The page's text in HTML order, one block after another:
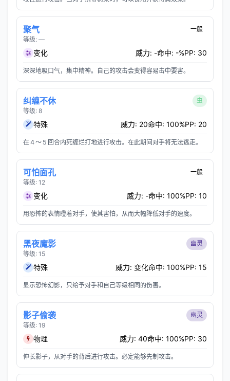
聚气
等级: —
一般
变化 威力: -命中: -%PP: 30
深深地吸口气，集中精神。自己的攻击会变得容易击中要害。
纠缠不休
等级: 8
虫
特殊 威力: 20命中: 100%PP: 20
在４～５回合内死缠烂打地进行攻击。在此期间对手将无法逃走。
可怕面孔
等级: 12
一般
变化 威力: -命中: 100%PP: 10
用恐怖的表情瞪着对手，使其害怕，从而大幅降低对手的速度。
黑夜魔影
等级: 15
幽灵
特殊 威力: 变化命中: 100%PP: 15
显示恐怖幻影，只给予对手和自己等级相同的伤害。
影子偷袭
等级: 19
幽灵
物理 威力: 40命中: 100%PP: 30
伸长影子，从对手的背后进行攻击。必定能够先制攻击。